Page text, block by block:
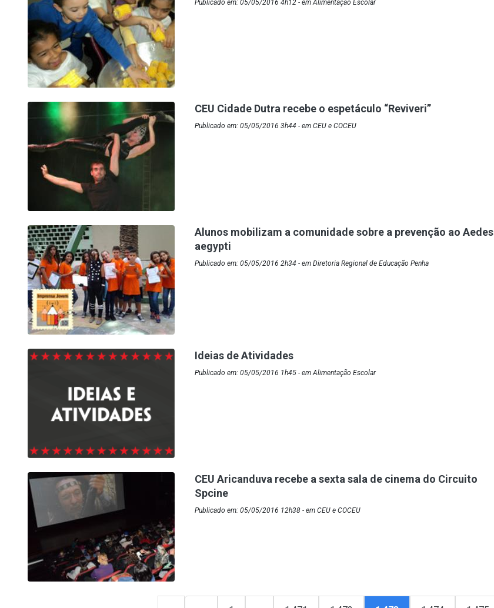
Publicado em: 05/05/2016 4h12 - em Alimentação Escolar
CEU Cidade Dutra recebe o espetáculo “Reviveri”
Publicado em: 05/05/2016 3h44 - em CEU e COCEU
Alunos mobilizam a comunidade sobre a prevenção ao Aedes
aegypti
Publicado em: 05/05/2016 2h34 - em Diretoria Regional de Educação Penha
Ideias de Atividades
Publicado em: 05/05/2016 1h45 - em Alimentação Escolar
CEU Aricanduva recebe a sexta sala de cinema do Circuito
Spcine
Publicado em: 05/05/2016 12h38 - em CEU e COCEU